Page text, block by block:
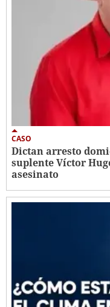
CASO
Dictan arresto
suplente Víctor
asesinato